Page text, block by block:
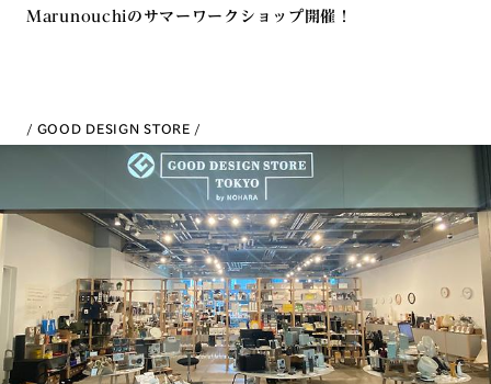
Marunouchiのサマーワークショップ開催！
GOOD DESIGN STORE